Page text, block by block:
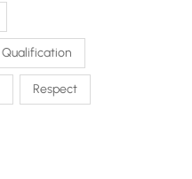
Qualification
Respect